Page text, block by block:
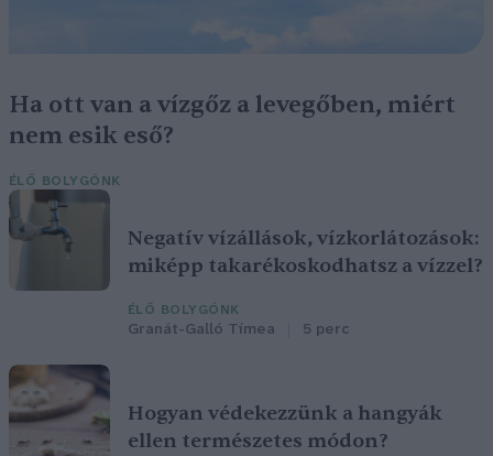
Ha ott van a vízgőz a levegőben, miért
nem esik eső?
ÉLŐ BOLYGÓNK
Negatív vízállások, vízkorlátozások:
miképp takarékoskodhatsz a vízzel?
ÉLŐ BOLYGÓNK
Granát-Galló Tímea 5 perc
Hogyan védekezzünk a hangyák
ellen természetes módon?